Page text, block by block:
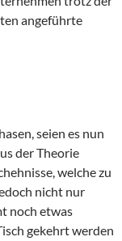
angeführte
seien es nun
der Theorie
welche zu
nicht nur
noch etwas
gekehrt werden